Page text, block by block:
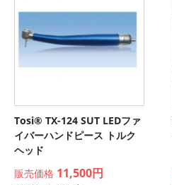
Tosi® TX-124 SUT LEDファ
イバーハンドピース トルク
ヘッド
販売価格 11,500円